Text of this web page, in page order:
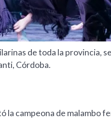
de toda la provincia,
Córdoba.
la campeona de malambo